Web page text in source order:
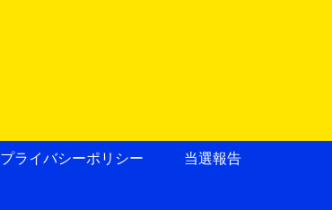
プライバシーポリシー 当選報告